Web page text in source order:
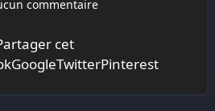
commentaire
cet